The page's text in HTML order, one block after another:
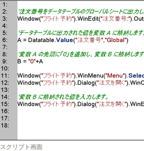
クリプト画面